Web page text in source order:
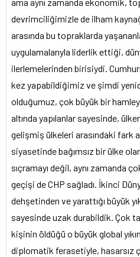
devrimciliğimizle de ilham
arasında bu topraklarda
uygulamalarıyla liderlik ettiği,
ilerlemelerinden birisiydi.
kez yapabildiğimiz ve şimdi
olduğumuz, çok büyük bir
altında yapılanlar sayesinde,
gelişmiş ülkeleri arasındaki fark
siyasetinde bağımsız bir ülke
sıçramayı değil, aynı zamanda
geçişi de CHP sağladı. İkinci
dehşetinden ve yarattığı büyük
sayesinde uzak durabildik. Çok
kişinin öldüğü o büyük global
diplomatik ferasetiyle, hasarsız